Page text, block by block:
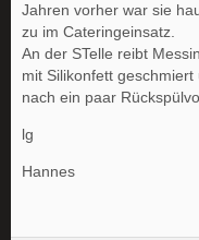
Jahren vorher war sie
zu im Cateringeinsatz.
An der STelle reibt
mit Silikonfett
nach ein paar
lg
Hannes